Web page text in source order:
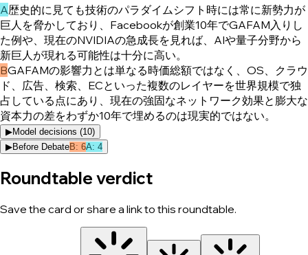
A歴史的に見ても技術のパラダイムシフト時には常に新勢力が
巨人を脅かしており、Facebookが創業10年でGAFAM入りし
た例や、現在のNVIDIAの急成長を見れば、AIや量子分野から
新巨人が現れる可能性は十分に高い。
BGAFAMの影響力とは単なる時価総額ではなく、OS、クラウ
ド、広告、検索、ECといった複数のレイヤーを世界規模で独
占している点にあり、現在の強固なネットワーク効果と膨大な
資本力の差をわずか10年で埋めるのは現実的ではない。
▶Model decisions (10)
▶Before DebateB: 6A: 4
Roundtable verdict
Save the card or share a link to this roundtable.